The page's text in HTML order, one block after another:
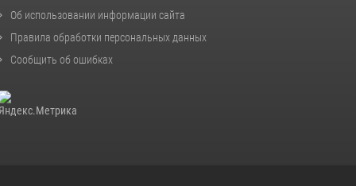
Об использовании информации сайта
Правила обработки персональных данных
Сообщить об ошибках